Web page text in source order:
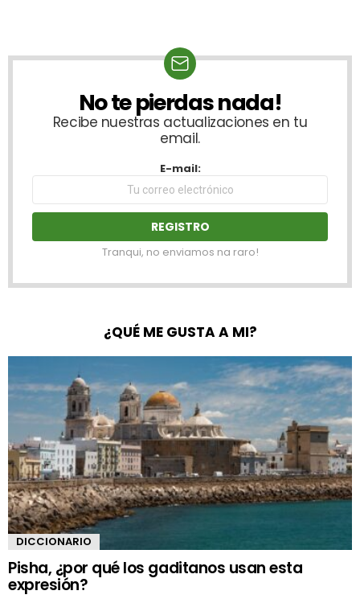
NEWSLETTERNo te pierdas nada!
Recibe nuestras actualizaciones en tu
email.
E-mail:
Tranqui, no enviamos na raro!
¿QUÉ ME GUSTA A MI?
DICCIONARIO
Pisha, ¿por qué los gaditanos usan esta
expresión?